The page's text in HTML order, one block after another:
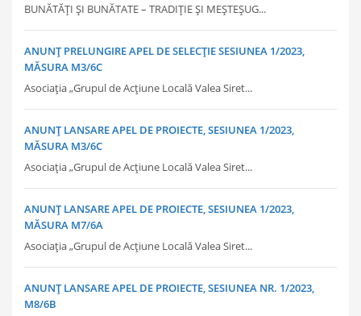
BUNĂTĂȚI ȘI BUNĂTATE – TRADIȚIE ȘI MEȘTEȘUG...
ANUNȚ PRELUNGIRE APEL DE SELECȚIE SESIUNEA 1/2023,
MĂSURA M3/6C
Asociația „Grupul de Acțiune Locală Valea Siret...
ANUNȚ LANSARE APEL DE PROIECTE, SESIUNEA 1/2023,
MĂSURA M3/6C
Asociația „Grupul de Acțiune Locală Valea Siret...
ANUNȚ LANSARE APEL DE PROIECTE, SESIUNEA 1/2023,
MĂSURA M7/6A
Asociația „Grupul de Acțiune Locală Valea Siret...
ANUNȚ LANSARE APEL DE PROIECTE, SESIUNEA NR. 1/2023,
M8/6B